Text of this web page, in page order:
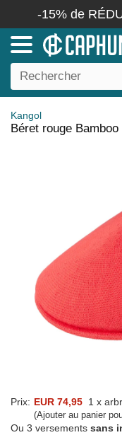
-15% de
Kangol
Béret rouge
Prix: EUR 74,95 1 x
(Ajouter au panier
Ou 3 versements sans